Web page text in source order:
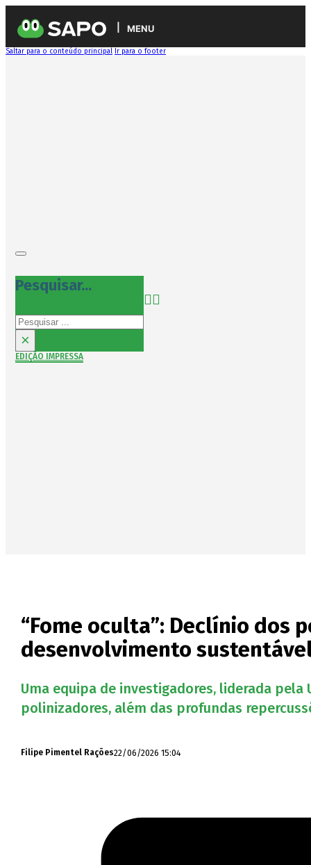
MENU
Saltar para o conteúdo principal Ir para o footer
Pesquisar...
Pesquisar
×
EDIÇÃO IMPRESSA
“Fome oculta”: Declínio dos
desenvolvimento
Uma equipa de investigadores, liderada
polinizadores, além das profundas
Filipe Pimentel Rações22/06/2026 15:04